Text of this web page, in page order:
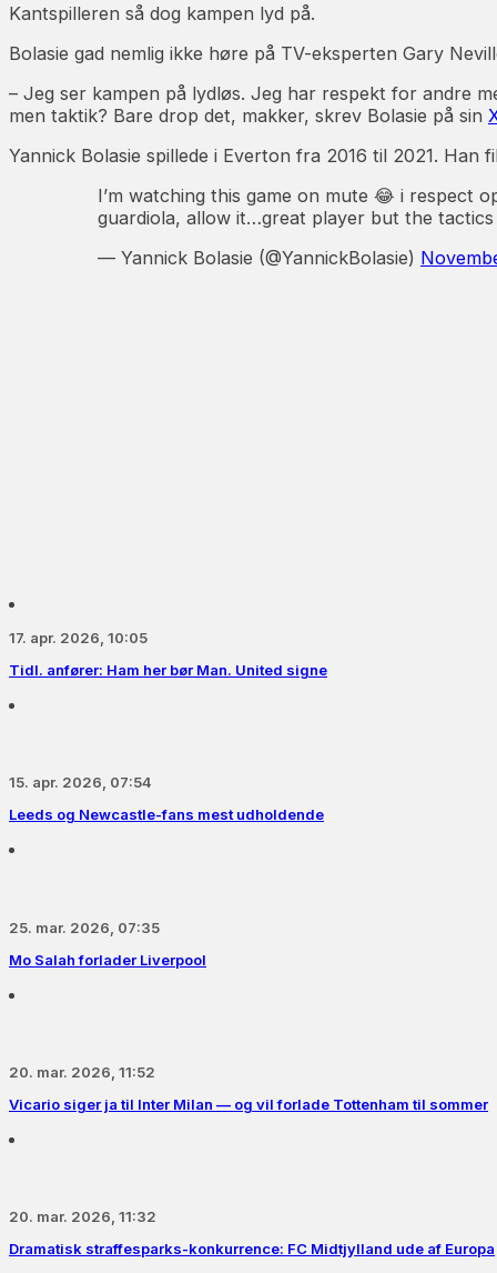
Kantspilleren så dog kampen lyd på.
Bolasie gad nemlig ikke høre på TV-eksperten Gary
– Jeg ser kampen på lydløs. Jeg har respekt for andre
men taktik? Bare drop det, makker, skrev Bolasie på sin
Yannick Bolasie spillede i Everton fra 2016 til 2021.
I’m watching this game on mute 😂 i respect
guardiola, allow it…great player but the tactics
— Yannick Bolasie (@YannickBolasie)
17. apr. 2026, 10:05
Tidl. anfører: Ham her bør Man. United signe
15. apr. 2026, 07:54
Leeds og Newcastle-fans mest udholdende
25. mar. 2026, 07:35
Mo Salah forlader Liverpool
20. mar. 2026, 11:52
Vicario siger ja til Inter Milan — og vil forlade Tottenham til sommer
20. mar. 2026, 11:32
Dramatisk straffesparks-konkurrence: FC Midtjylland ude af Europa